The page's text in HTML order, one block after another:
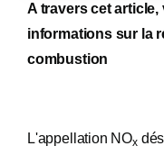
A travers cet
informations sur la
combustion
L'appellation NOx